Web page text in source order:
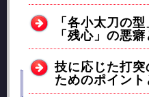
「各小太刀の
「残心」の悪癖
技に応じた打
ためのポイント